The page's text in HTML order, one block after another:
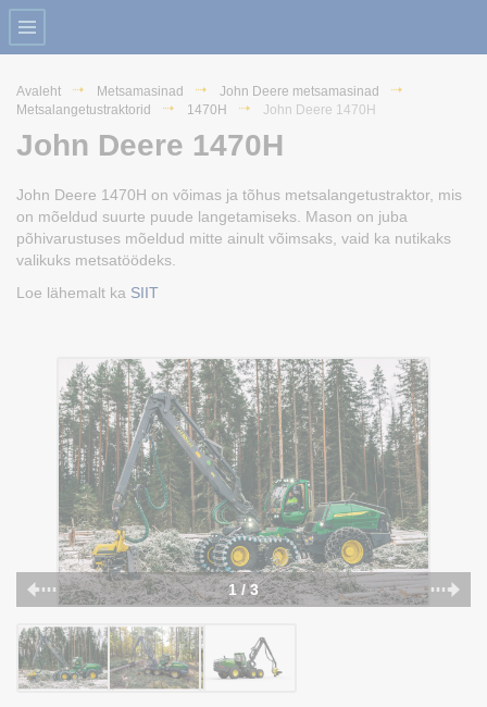
Avaleht Metsamasinad
John Deere metsamasinad
Metsalangetustraktorid
1470H John Deere 1470H
John Deere 1470H
John Deere 1470H on võimas ja tõhus metsalangetustraktor, mis
on mõeldud suurte puude langetamiseks. Mason on juba
põhivarustuses mõeldud mitte ainult võimsaks, vaid ka nutikaks
valikuks metsatöödeks.
Loe lähemalt ka SIIT
1 / 3